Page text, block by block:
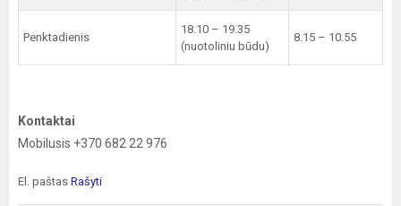
Penktadienis
18.10 – 19.35
(nuotoliniu būdu)
8.15 – 10.55
Kontaktai
Mobilusis +370 682 22 976
El. paštas Rašyti